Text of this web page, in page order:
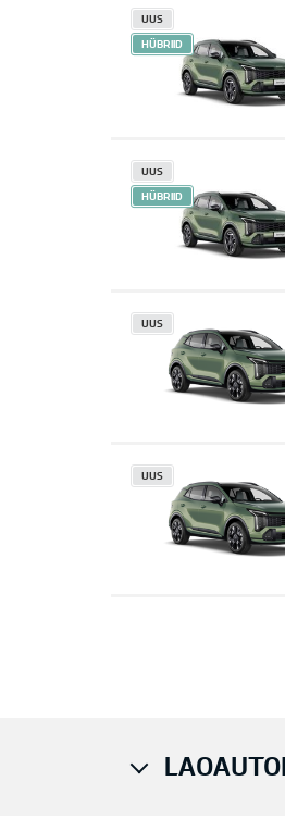
UUS
HÜBRIID
UUS
HÜBRIID
UUS
UUS